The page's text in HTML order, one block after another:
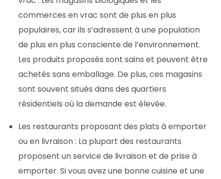
commerces en vrac sont de plus en plus
populaires, car ils s’adressent à une population
de plus en plus consciente de l’environnement.
Les produits proposés sont sains et peuvent être
achetés sans emballage. De plus, ces magasins
sont souvent situés dans des quartiers
résidentiels où la demande est élevée.
Les restaurants proposant des plats à emporter
ou en livraison : La plupart des restaurants
proposent un service de livraison et de prise à
emporter. Si vous avez une bonne cuisine et une